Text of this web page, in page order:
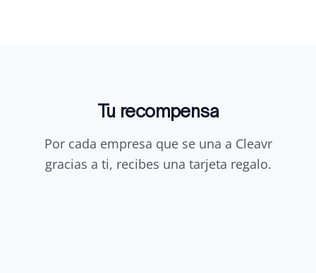
Tu recompensa
Por cada empresa que se una a Cleavr
gracias a ti, recibes una tarjeta regalo.